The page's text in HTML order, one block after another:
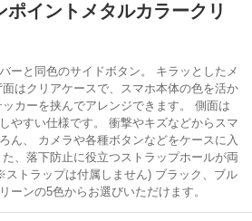
ポイントメタルカラークリ
ーと同色のサイドボタン。 キラッとしたメ
はクリアケースで、スマホ本体の色を活か
カーを挟んでアレンジできます。 側面は
やすい仕様です。 衝撃やキズなどからスマ
ん、 カメラや各種ボタンなどをケースに入
、落下防止に役立つストラップホールが両
トラップは付属しません) ブラック、ブル
ーンの5色からお選びいただけます。